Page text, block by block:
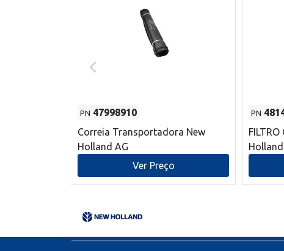
PN 47998910
Correia Transportadora New
Holland AG
Ver Preço
PN